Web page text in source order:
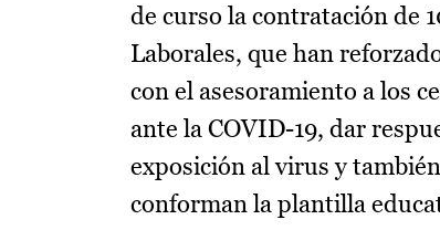
de curso la contratación de
Laborales, que han
con el asesoramiento a los
ante la COVID-19, dar
exposición al virus y
conforman la plantilla